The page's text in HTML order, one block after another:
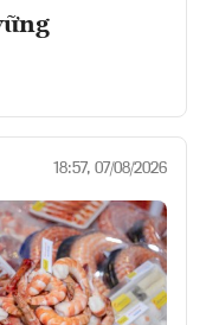
18:57, 07/08/2026